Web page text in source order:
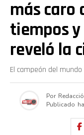
más caro
tiempos y
reveló la
El campeón del
Por
Publicado